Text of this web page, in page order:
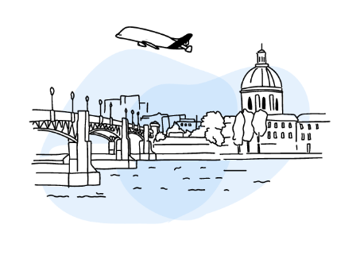
Nos VIP (Very Important Partenaires)
Nos 15 ans
NOTRE ACTUALITÉ
L’actu d’AsCoRéal
La presse parle d’AsCoRéal
NOTRE BOÎTE À OUTILS
L’AMO ça sert à quoi ?